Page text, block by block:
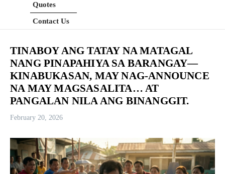
Quotes
Contact Us
TINABOY ANG TATAY NA MATAGAL
NANG PINAPAHIYA SA BARANGAY—
KINABUKASAN, MAY NAG-ANNOUNCE
NA MAY MAGSASALITA… AT
PANGALAN NILA ANG BINANGGIT.
February 20, 2026